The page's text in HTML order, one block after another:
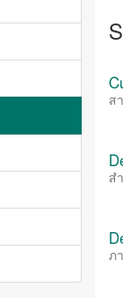
ส
ส
ภ